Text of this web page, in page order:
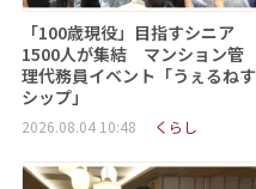
「100歳現役」目指すシニア
1500人が集結 マンション管
理代務員イベント「うぇるねす
シップ」
2026.08.04 10:48 くらし